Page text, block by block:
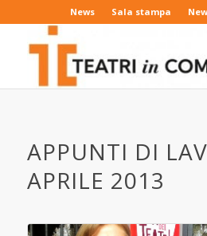
News Sala stampa
APPUNTI DI
APRILE 2013